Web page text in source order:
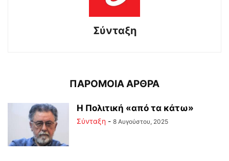
Σύνταξη
ΠΑΡΟΜΟΙΑ ΑΡΘΡΑ
Η Πολιτική «από τα κάτω»
Σύνταξη - 8 Αυγούστου, 2025